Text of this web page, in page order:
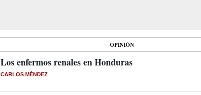
OPINIÓN
Los enfermos renales en Honduras
CARLOS MÉNDEZ